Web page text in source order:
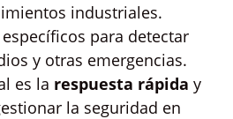
industriales.
para detectar
y otras emergencias.
es la respuesta rápida y
la seguridad en